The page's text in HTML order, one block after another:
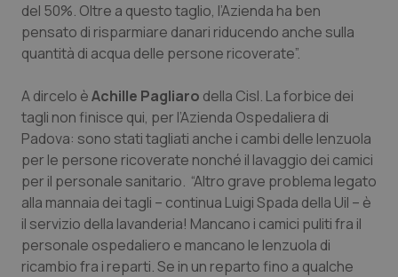
Umbria
Veneto
Oftalmologia
Oncoematologia
Oncologia & Nutrizione
Psoriasi & pelle
Quotidiano Cardiologia
del 50%. Oltre a questo taglio, l’Azienda ha ben
pensato di risparmiare danari riducendo anche sulla
quantità di acqua delle persone ricoverate”.
A dircelo èAchille Pagliaro della Cisl. La forbice dei
tagli non finisce qui, per l’Azienda Ospedaliera di
Padova: sono stati tagliati anche i cambi delle lenzuola
per le persone ricoverate nonché il lavaggio dei camici
per il personale sanitario. “Altro grave problema legato
alla mannaia dei tagli – continua Luigi Spada della Uil – è
il servizio della lavanderia! Mancano i camici puliti fra il
personale ospedaliero e mancano le lenzuola di
ricambio fra i reparti. Se in un reparto fino a qualche